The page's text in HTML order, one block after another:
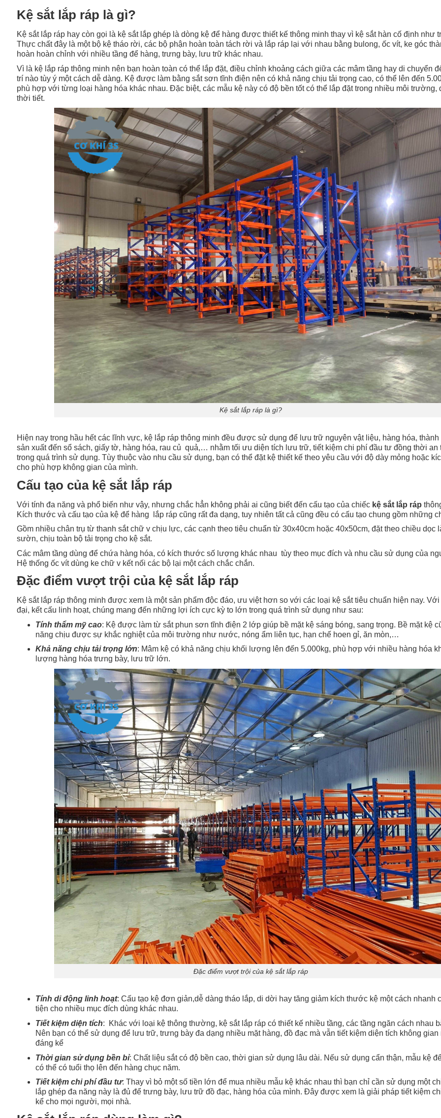
Kệ sắt lắp ráp là gì?
Kệ sắt lắp ráp hay còn gọi là kệ sắt lắp ghép là dòng kệ để hàng được thiết kế thông minh thay vì kệ sắt hàn cố định như
Thực chất đây là một bộ kệ tháo rời, các bộ phận hoàn toàn tách rời và lắp ráp lại với nhau bằng bulong, ốc vít, ke góc
hoàn hoàn chỉnh với nhiều tầng để hàng, trưng bày, lưu trữ khác nhau.
Vì là kệ lắp ráp thông minh nên bạn hoàn toàn có thể lắp đặt, điều chỉnh khoảng cách giữa các mâm tầng hay di chuyển
trí nào tùy ý một cách dễ dàng. Kệ được làm bằng sắt sơn tĩnh điện nên có khả năng chịu tải trọng cao, có thể lên đến
phù hợp với từng loại hàng hóa khác nhau. Đặc biệt, các mẫu kệ này có độ bền tốt có thể lắp đặt trong nhiều môi trường,
thời tiết.
Kệ sắt lắp ráp là gì?
Hiện nay trong hầu hết các lĩnh vực, kệ lắp ráp thông minh đều được sử dụng để lưu trữ nguyên vật liệu, hàng hóa, thành
sản xuất đến sổ sách, giấy tờ, hàng hóa, rau củ quả,… nhằm tối ưu diện tích lưu trữ, tiết kiệm chi phí đầu tư đồng thời an
trong quá trình sử dụng. Tùy thuộc vào nhu cầu sử dụng, bạn có thể đặt kệ thiết kế theo yêu cầu với độ dày mỏng hoặc
cho phù hợp không gian của mình.
Cấu tạo của kệ sắt lắp ráp
Với tính đa năng và phổ biến như vậy, nhưng chắc hẳn không phải ai cũng biết đến cấu tạo của chiếc kệ sắt lắp ráp
Kích thước và cấu tạo của kệ để hàng lắp ráp cũng rất đa dạng, tuy nhiên tất cả cũng đều có cấu tạo chung gồm những
Gồm nhiều chân trụ từ thanh sắt chữ v chịu lực, các cạnh theo tiêu chuẩn từ 30x40cm hoặc 40x50cm, đặt theo chiều dọc
sườn, chịu toàn bộ tải trọng cho kệ sắt.
Các mâm tầng dùng để chứa hàng hóa, có kích thước số lượng khác nhau tùy theo mục đích và nhu cầu sử dụng của
Hệ thống ốc vít dùng ke chữ v kết nối các bộ lại một cách chắc chắn.
Đặc điểm vượt trội của kệ sắt lắp ráp
Kệ sắt lắp ráp thông minh được xem là một sản phẩm độc đáo, ưu việt hơn so với các loại kệ sắt tiêu chuẩn hiện nay. Với
đại, kết cấu linh hoạt, chúng mang đến những lợi ích cực kỳ to lớn trong quá trình sử dụng như sau:
Tính thẩm mỹ cao: Kệ được làm từ sắt phun sơn tĩnh điện 2 lớp giúp bề mặt kệ sáng bóng, sang trọng. Bề mặt kệ
năng chịu được sự khắc nghiệt của môi trường như nước, nóng ẩm liên tục, hạn chế hoen gỉ, ăn mòn,…
Khả năng chịu tải trọng lớn: Mâm kệ có khả năng chịu khối lượng lên đến 5.000kg, phù hợp với nhiều hàng hóa
lượng hàng hóa trưng bày, lưu trữ lớn.
Đặc điểm vượt trội của kệ sắt lắp ráp
Tính di động linh hoạt: Cấu tạo kệ đơn giản,dễ dàng tháo lắp, di dời hay tăng giảm kích thước kệ một cách nhanh
tiện cho nhiều mục đích dùng khác nhau.
Tiết kiệm diện tích: Khác với loại kệ thông thường, kệ sắt lắp ráp có thiết kế nhiều tầng, các tầng ngăn cách nhau
Nên bạn có thể sử dụng để lưu trữ, trưng bày đa dạng nhiều mặt hàng, đồ đạc mà vẫn tiết kiệm diện tích không gian
đáng kể
Thời gian sử dụng bền bỉ: Chất liệu sắt có độ bền cao, thời gian sử dụng lâu dài. Nếu sử dụng cẩn thận, mẫu kệ
có thể có tuổi thọ lên đến hàng chục năm.
Tiết kiệm chi phí đầu tư: Thay vì bỏ một số tiền lớn để mua nhiều mẫu kệ khác nhau thì bạn chỉ cần sử dụng một
lắp ghép đa năng này là đủ để trưng bày, lưu trữ đồ đạc, hàng hóa của mình. Đây được xem là giải pháp tiết kiệm
kể cho mọi người, mọi nhà.